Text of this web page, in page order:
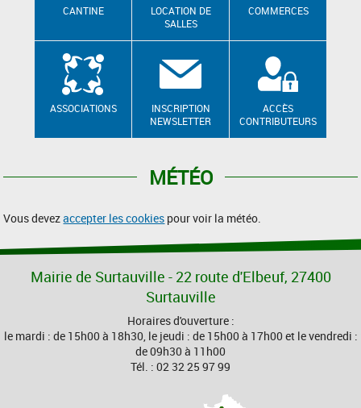
CANTINE
LOCATION DE
SALLES
COMMERCES
ASSOCIATIONS
INSCRIPTION
NEWSLETTER
ACCÈS
CONTRIBUTEURS
MÉTÉO
Vous devezaccepter les cookies pour voir la météo.
Mairie de Surtauville - 22 route d'Elbeuf, 27400
Surtauville
Horaires d'ouverture :
le mardi : de 15h00 à 18h30, le jeudi : de 15h00 à 17h00 et le vendredi :
de 09h30 à 11h00
Tél. : 02 32 25 97 99